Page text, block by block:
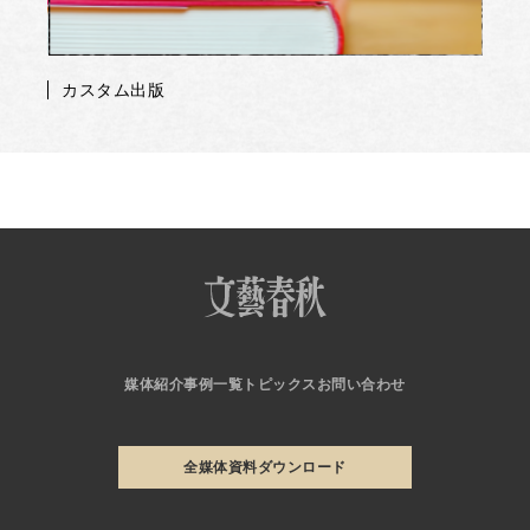
カスタム出版
媒体紹介事例一覧 トピックス お問い合わせ
全媒体資料ダウンロード